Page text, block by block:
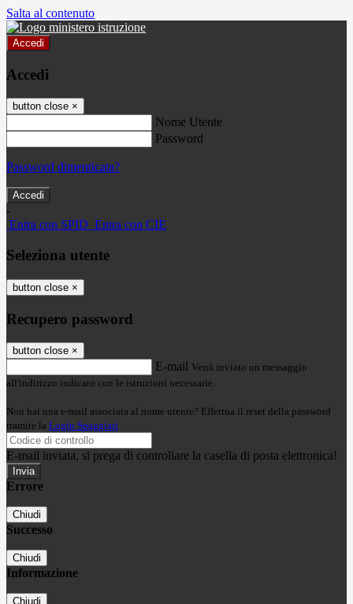
Salta al contenuto
Accedi
Accedi
button close ×
Nome Utente
Password
Password dimenticata?
-
Entra con SPID Entra con CIE
Seleziona utente
button close ×
Recupero password
button close ×
E-mail Verrà inviato un messaggio
all'indirizzo indicato con le istruzioni necessarie.
Non hai una e-mail associata al nome utente? Effettua il reset della password
tramite la Login Spaggiari
E-mail inviata, si prega di controllare la casella di posta elettronica!
Errore
Chiudi
Successo
Chiudi
Informazione
Chiudi